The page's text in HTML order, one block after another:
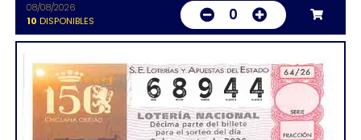
08/08/2026
10 DISPONIBLES 0